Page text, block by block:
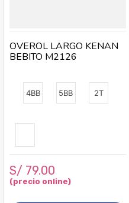
4BB 5BB 2T
OVEROL LARGO KENAN
BEBITO M2126
S/ 79.00